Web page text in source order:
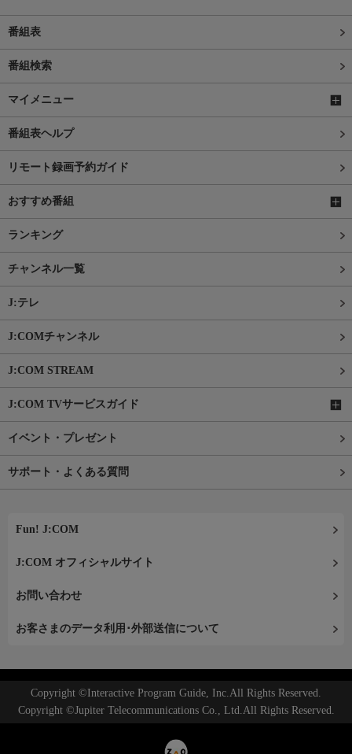
番組表
番組検索
マイメニュー
番組表ヘルプ
リモート録画予約ガイド
おすすめ番組
ランキング
チャンネル一覧
J:テレ
J:COMチャンネル
J:COM STREAM
J:COM TVサービスガイド
イベント・プレゼント
サポート・よくある質問
Fun! J:COM
J:COM オフィシャルサイト
お問い合わせ
お客さまのデータ利用･外部送信について
Copyright ©Interactive Program Guide, Inc.All Rights Reserved.
Copyright ©Jupiter Telecommunications Co., Ltd.All Rights Reserved.